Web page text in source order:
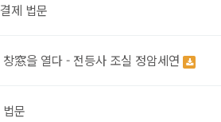
제 법문
窓을 열다 - 전등사 조실 정암세연
문